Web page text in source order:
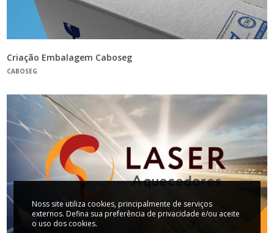
Criação Embalagem Caboseg
CABOSEG
Noss site utiliza cookies, principalmente de serviços
externos. Defina sua preferência de privacidade e/ou aceite
o uso dos cookies.